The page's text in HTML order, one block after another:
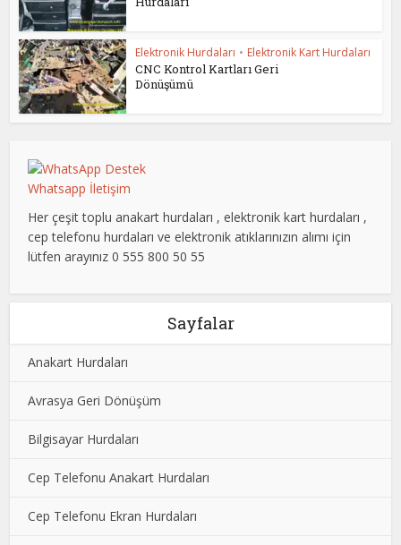
Elektronik Hurdaları • Elektronik Kart Hurdaları
CNC Kontrol Kartları Geri
Dönüşümü
Whatsapp İletişim
Her çeşit toplu anakart hurdaları , elektronik kart hurdaları ,
cep telefonu hurdaları ve elektronik atıklarınızın alımı için
lütfen arayınız 0 555 800 50 55
Sayfalar
Anakart Hurdaları
Avrasya Geri Dönüşüm
Bilgisayar Hurdaları
Cep Telefonu Anakart Hurdaları
Cep Telefonu Ekran Hurdaları